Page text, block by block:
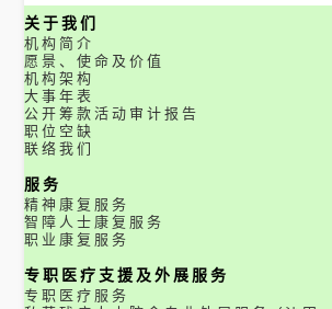
关于我们
机构简介
愿景、使命及价值
机构架构
大事年表
公开筹款活动审计报告
职位空缺
联络我们
服务
精神康复服务
智障人士康复服务
职业康复服务
专职医疗支援及外展服务
专职医疗服务